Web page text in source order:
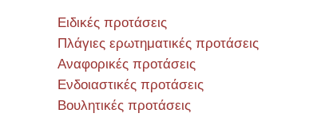
Ειδικές προτάσεις
Πλάγιες ερωτηματικές προτάσεις
Αναφορικές προτάσεις
Ενδοιαστικές προτάσεις
Βουλητικές προτάσεις